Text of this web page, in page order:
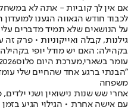
אם אין לך קוביות - אתה לא
על הנושאים שלא תמיד מדברים
גילנות, קבלה ואייקוניות • פרק
בקהילה: האם יש מודל יופי
עומר בשארי,מערכת היום פלוס
״הבנתי ברגע אחד שהחיים שלי
משפחה
אחרי שש שנות נישואין ושני
עם אישה אחרת • הגילוי הגיע